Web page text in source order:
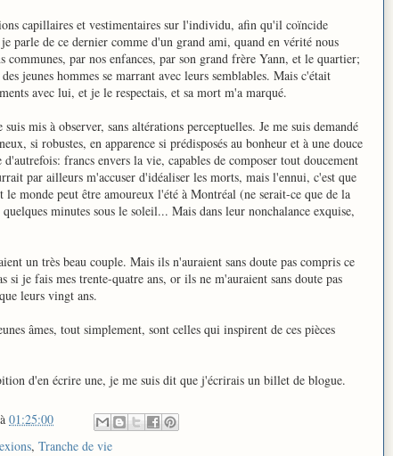
capillaires et vestimentaires sur l'individu, afin qu'il coïncide
parle de ce dernier comme d'un grand ami, quand en vérité nous
communes, par nos enfances, par son grand frère Yann, et le quartier;
jeunes hommes se marrant avec leurs semblables. Mais c'était
avec lui, et je le respectais, et sa mort m'a marqué.
mis à observer, sans altérations perceptuelles. Je me suis demandé
si robustes, en apparence si prédisposés au bonheur et à une douce
d'autrefois: francs envers la vie, capables de composer tout doucement
par ailleurs m'accuser d'idéaliser les morts, mais l'ennui, c'est que
monde peut être amoureux l'été à Montréal (ne serait-ce que de la
minutes sous le soleil... Mais dans leur nonchalance exquise,
un très beau couple. Mais ils n'auraient sans doute pas compris ce
si je fais mes trente-quatre ans, or ils ne m'auraient sans doute pas
leurs vingt ans.
âmes, tout simplement, sont celles qui inspirent de ces pièces
d'en écrire une, je me suis dit que j'écrirais un billet de blogue.
à 01:25:00
, Tranche de vie